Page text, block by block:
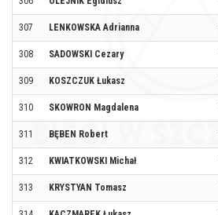
307 LENKOWSKA Adrianna
308 SADOWSKI Cezary
309 KOSZCZUK Łukasz
310 SKOWRON Magdalena
311 BĘBEN Robert
312 KWIATKOWSKI Michał
313 KRYSTYAN Tomasz